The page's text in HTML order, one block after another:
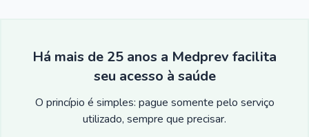
Há mais de 25 anos a Medprev facilita
seu acesso à saúde
O princípio é simples: pague somente pelo serviço
utilizado, sempre que precisar.